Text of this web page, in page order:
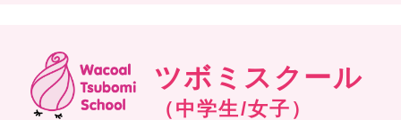
ツボミスクール
（中学生/女子）